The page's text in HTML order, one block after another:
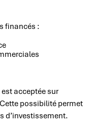
financés :
acceptée sur
possibilité permet
d’investissement.